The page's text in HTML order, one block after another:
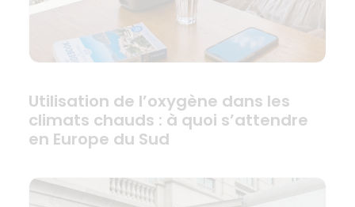
Utilisation de l’oxygène dans les
climats chauds : à quoi s’attendre
en Europe du Sud